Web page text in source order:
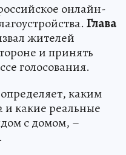
онлайн-
Глава
жителей
и принять
голосования.
каким
и какие реальные
с домом, –